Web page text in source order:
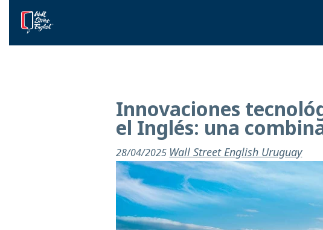
Innovaciones
el Inglés: una
28/04/2025 Wall Street English Uruguay